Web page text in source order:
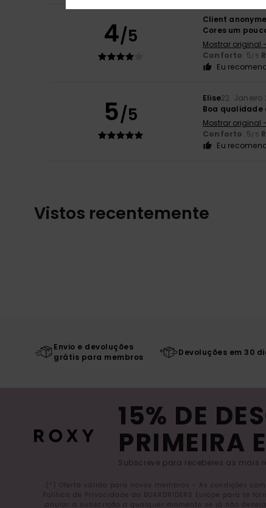
4/5
Client
Cores um
Mostrar original
Conforto: 5/5
Eu
5/5
Elise22. Janeiro
Boa
Mostrar original
Conforto: 5/5
Eu
Vistos recentemente
Envio e devoluções
grátis para membros
Devoluções em 30
15% DE
PRIMEIRA
Subscreve para receberes as mais
(*) Oferta válida para novos membros - As condições
Política de Privacidade da BOARDRIDERS Europe para te
anular a subscrição a qualquer momento se já não